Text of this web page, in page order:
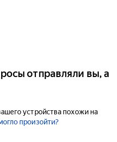
отправляли вы, а
устройства похожи на
произойти?